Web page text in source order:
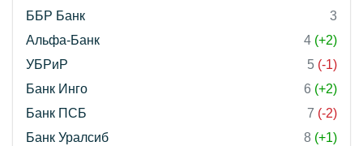
ББР Банк
3
Альфа-Банк
4 (+2)
УБРиР
5 (-1)
Банк Инго
6 (+2)
Банк ПСБ
7 (-2)
Банк Уралсиб
8 (+1)